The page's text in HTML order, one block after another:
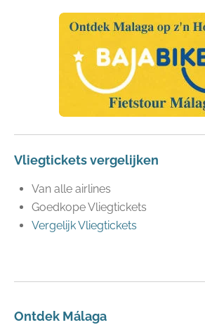
Vliegtickets vergelijken
Van alle airlines
Goedkope Vliegtickets
Vergelijk Vliegtickets
Ontdek Málaga